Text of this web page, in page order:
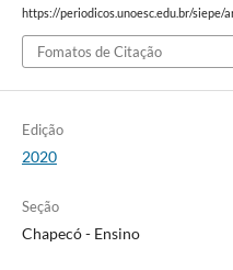
https://periodicos.unoesc.edu.br/siepe/
Fomatos de Citação
Edição
2020
Seção
Chapecó - Ensino